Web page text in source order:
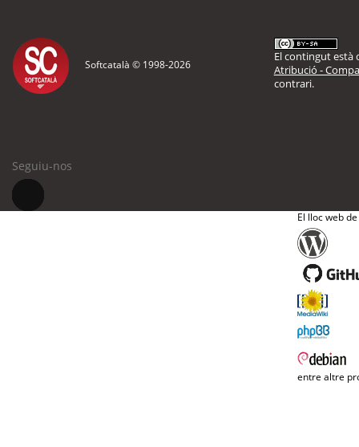
Softcatalà © 1998-2026
El contingut està
Atribució -
contrari.
Seguiu-nos
El lloc web
entre altre